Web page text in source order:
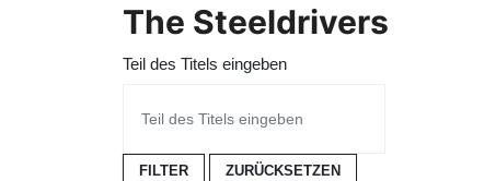
The Steeldrivers
Teil des Titels eingeben
FILTER ZURÜCKSETZEN